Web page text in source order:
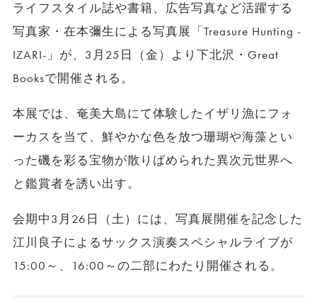
ライフスタイル誌や書籍、広告写真など活躍する
写真家・在本彌生による写真展「Treasure Hunting -
IZARI-」が、3月25日（金）より下北沢・Great
Booksで開催される。
本展では、奄美大島にて体験したイザリ漁にフォ
ーカスを当て、鮮やかな色を放つ珊瑚や海藻とい
った磯を彩る宝物が散りばめられた異次元世界へ
と鑑賞者を誘い出す。
会期中3月26日（土）には、写真展開催を記念した
江川良子によるサックス演奏スペシャルライブが
15:00～、16:00～の二部にわたり開催される。